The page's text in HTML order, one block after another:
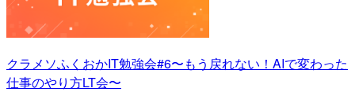
クラメソふくおかIT勉強会#6〜もう戻れない！AIで変わった
仕事のやり方LT会〜